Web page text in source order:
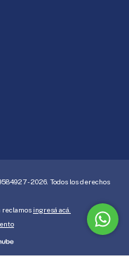
- 2026. Todos los derechos
reclamos ingresá acá.